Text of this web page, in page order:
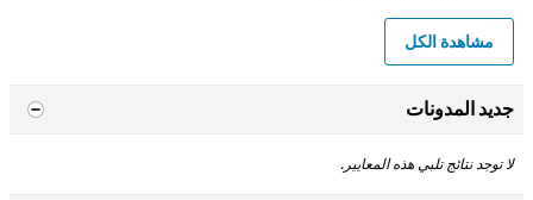
مشاهدة الكل
جديد المدونات
لا توجد نتائج تلبي هذه المعايير.